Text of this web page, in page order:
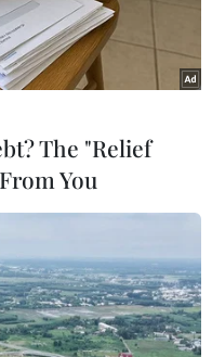
Xuân Phúc dự Lễ đón
vũ trang nhân dân và
Bệnh viện Trung ương
The "Relief
You